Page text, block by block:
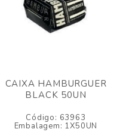
CAIXA HAMBURGUER
BLACK 50UN
Código: 63963
Embalagem: 1X50UN